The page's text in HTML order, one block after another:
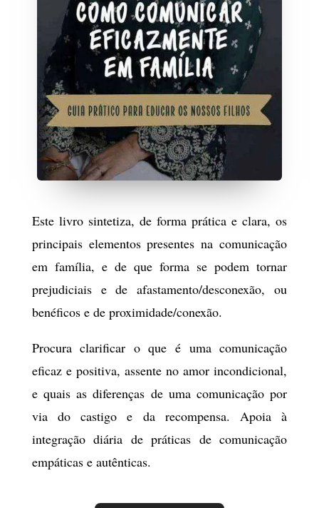
Este livro sintetiza, de forma prática e clara, os
principais elementos presentes na comunicação
em família, e de que forma se podem tornar
prejudiciais e de afastamento/desconexão, ou
benéficos e de proximidade/conexão.
Procura clarificar o que é uma comunicação
eficaz e positiva, assente no amor incondicional,
e quais as diferenças de uma comunicação por
via do castigo e da recompensa. Apoia à
integração diária de práticas de comunicação
empáticas e autênticas.